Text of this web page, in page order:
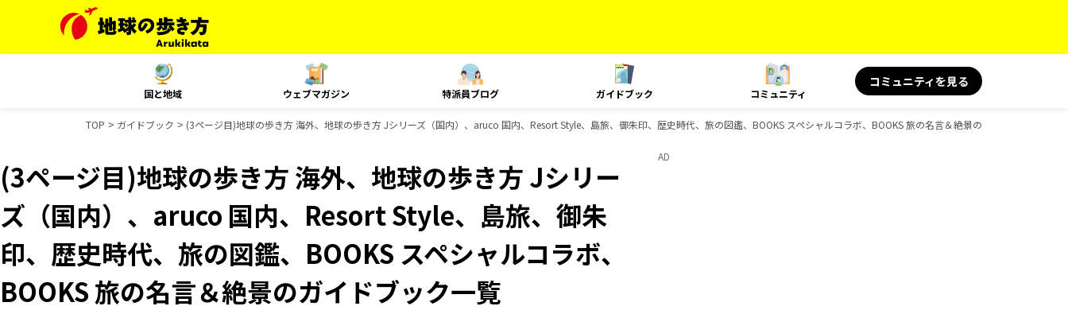
国と地域 ウェブマガジン 特派員ブログ ガイドブック コミュニティ
コミュニティを見る
TOP ガイドブック (3ページ目)地球の歩き方 海外、地球の歩き方 Jシリーズ（国内）、aruco 国内、Resort Style、島旅、御朱印、歴史時代、旅の図鑑、BOOKS スペシャルコラボ、BOOKS 旅の名言＆絶景のガイドブック一覧
(3ページ目)地球の歩き方 海外、地球の歩き方 Jシリー
ズ（国内）、aruco 国内、Resort Style、島旅、御朱
印、歴史時代、旅の図鑑、BOOKS スペシャルコラボ、
BOOKS 旅の名言＆絶景のガイドブック一覧
AD